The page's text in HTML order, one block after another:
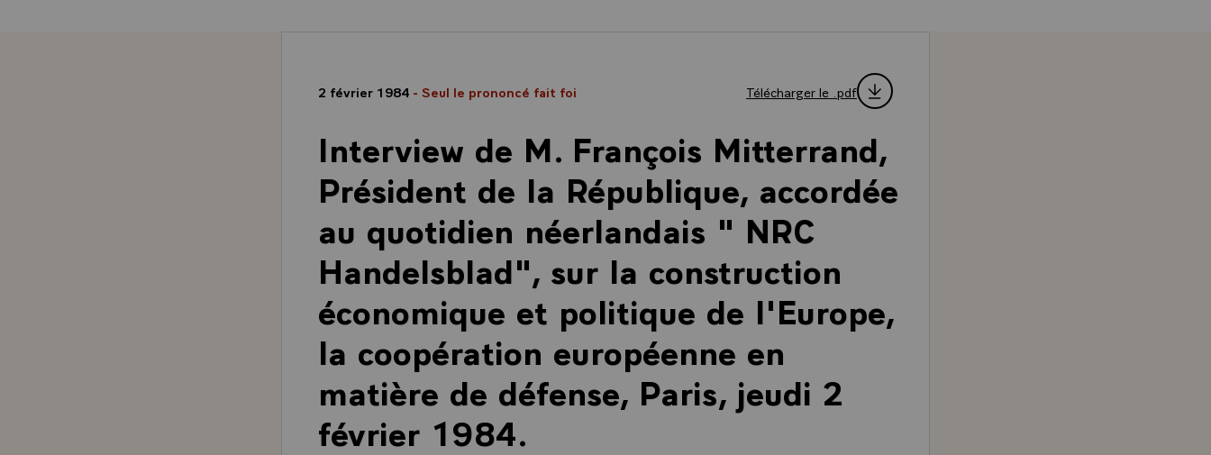
2 février 1984 - Seul le prononcé fait foi Télécharger le .pdf
Interview de M. François Mitterrand,
Président de la République, accordée
au quotidien néerlandais " NRC
Handelsblad", sur la construction
économique et politique de l'Europe,
la coopération européenne en
matière de défense, Paris, jeudi 2
février 1984.